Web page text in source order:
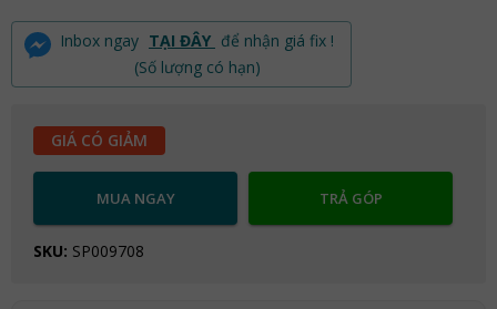
Inbox ngay TẠI ĐÂY để nhận giá fix !
(Số lượng có hạn)
GIÁ CÓ GIẢM
MUA NGAY TRẢ GÓP
SKU: SP009708